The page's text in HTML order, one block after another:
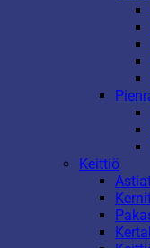
Keittiö